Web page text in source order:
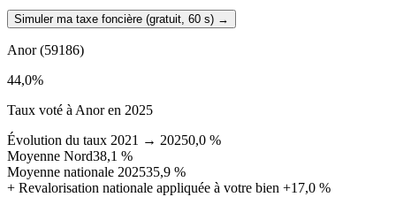
Simuler ma taxe foncière (gratuit, 60 s) →
Anor(59186)
44,0%
Taux voté à Anor en 2025
Évolution du taux 2021 → 20250,0 %
Moyenne Nord38,1 %
Moyenne nationale 202535,9 %
+ Revalorisation nationale appliquée à votre bien +17,0 %